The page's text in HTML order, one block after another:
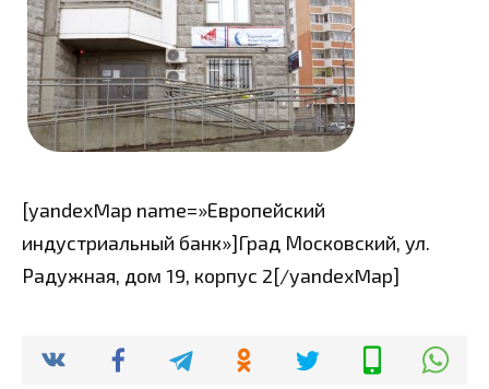
[yandexMap name=»Европейский
индустриальный банк»]Град Московский, ул.
Радужная, дом 19, корпус 2[/yandexMap]